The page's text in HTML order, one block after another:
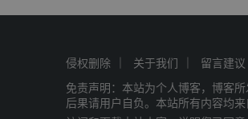
侵权删除 关于我们
留言建议
免责声明：本站为个人博客，博客
后果请用户自负。本站所有内容均